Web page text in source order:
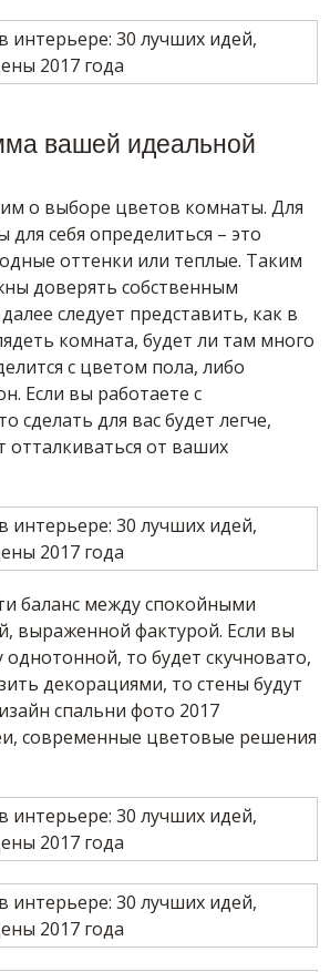
вашей идеальной
о выборе цветов комнаты. Для
себя определиться – это
оттенки или теплые. Таким
доверять собственным
следует представить, как в
комната, будет ли там много
с цветом пола, либо
Если вы работаете с
сделать для вас будет легче,
отталкиваться от ваших
баланс между спокойными
выраженной фактурой. Если вы
однотонной, то будет скучновато,
декорациями, то стены будут
спальни фото 2017
современные цветовые решения